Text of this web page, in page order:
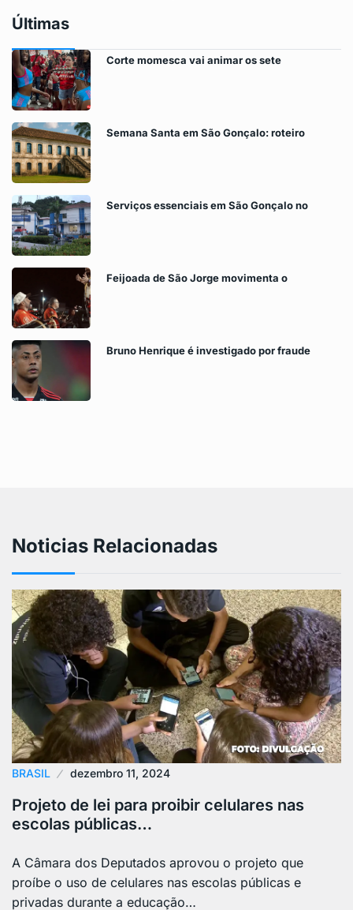
Últimas
Corte momesca vai animar os sete
Semana Santa em São Gonçalo: roteiro
Serviços essenciais em São Gonçalo no
Feijoada de São Jorge movimenta o
Bruno Henrique é investigado por fraude
Noticias Relacionadas
BRASIL dezembro 11, 2024
Projeto de lei para proibir celulares nas
escolas públicas…
A Câmara dos Deputados aprovou o projeto que
proíbe o uso de celulares nas escolas públicas e
privadas durante a educação…